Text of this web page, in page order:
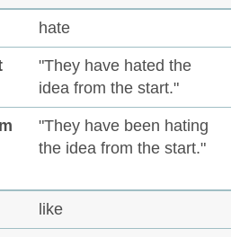
hate
"They have hated the
idea from the start."
"They have been hating
the idea from the start."
like